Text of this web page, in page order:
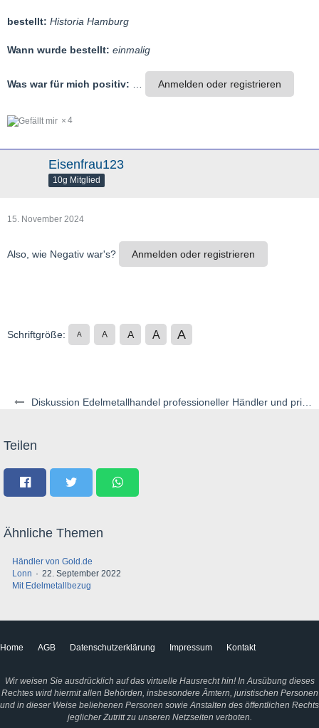
bestellt: Historia Hamburg
Wann wurde bestellt: einmalig
Was war für mich positiv: … Anmelden oder registrieren
4
Eisenfrau123
10g Mitglied
15. November 2024
Also, wie Negativ war's? Anmelden oder registrieren
Schriftgröße: A A A A A
Teilen
Ähnliche Themen
Händler von Gold.de
Lonn
22. September 2022
Mit Edelmetallbezug
Home AGB Datenschutzerklärung Impressum Kontakt
Wir weisen Sie ausdrücklich auf das virtuelle Hausrecht hin! In Ausübung dieses
Rechtes wird hiermit allen Behörden, insbesondere Ämtern, juristischen Personen
und in dieser Weise beliehenen Personen sowie Anstalten des öffentlichen Rechts
jeglicher Zutritt zu unseren Netzseiten verboten.